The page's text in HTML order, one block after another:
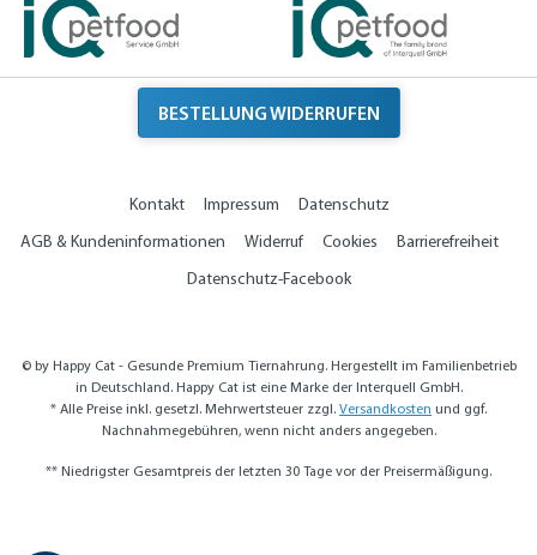
BESTELLUNG WIDERRUFEN
Kontakt Impressum
Datenschutz
AGB & Kundeninformationen
Widerruf Cookies
Barrierefreiheit
Datenschutz-Facebook
© by Happy Cat - Gesunde Premium Tiernahrung. Hergestellt im Familienbetrieb
in Deutschland. Happy Cat ist eine Marke der Interquell GmbH.
* Alle Preise inkl. gesetzl. Mehrwertsteuer zzgl. Versandkosten und ggf.
Nachnahmegebühren, wenn nicht anders angegeben.
** Niedrigster Gesamtpreis der letzten 30 Tage vor der Preisermäßigung.